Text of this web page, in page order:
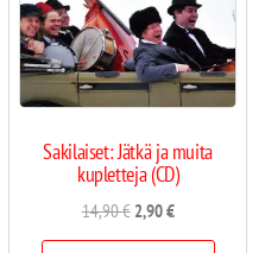
Sakilaiset: Jätkä ja muita
kupletteja (CD)
14,90€ 2,90€